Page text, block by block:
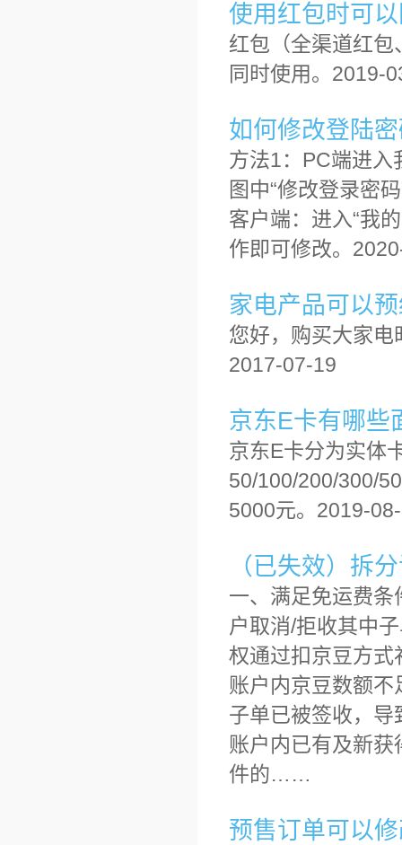
使用红包时可
红包（全渠道红
同时使用。2019-
如何修改登陆
方法1：PC端进入
图中“修改登录密
客户端：进入“我
作即可修改。
家电产品可以
您好，购买大家
2017-07-19
京东E卡有哪些
京东E卡分为实体
50/100/200/300/
5000元。2019-
（已失效）拆
一、满足免运费
户取消/拒收其中
权通过扣京豆方
账户内京豆数额
子单已被签收，
账户内已有及新
件的……
预售订单可以